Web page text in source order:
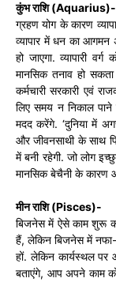
कुंभ राशि (Aquarius)-
ग्रहण योग के कारण
व्यापार में धन का
हो जाएगा. व्यापारी
मानसिक तनाव हो
कर्मचारी सरकारी एवं
लिए समय न निकाल
मदद करेंगे. ‘दुनिया में
और जीवनसाथी के साथ
में बनी रहेगी. जो लोग
मानसिक बेचैनी के
मीन राशि (Pisces)-
बिजनेस में ऐसे काम शुरू
हैं, लेकिन बिजनेस में
हों. लेकिन कार्यस्थल
बताएंगे, आप अपने काम